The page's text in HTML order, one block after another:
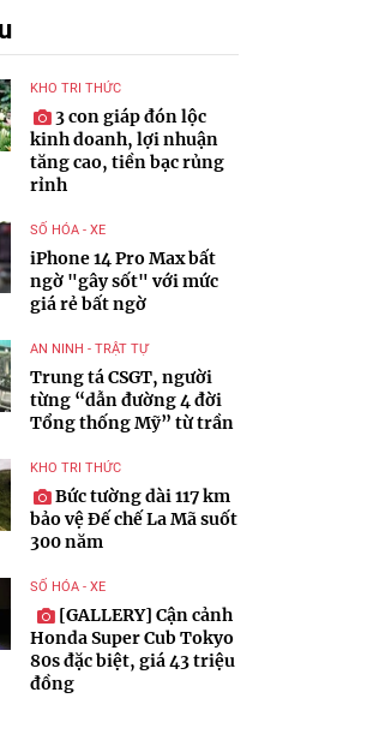
KHO TRI THỨC
3 con giáp đón lộc
kinh doanh, lợi nhuận
tăng cao, tiền bạc rủng
rỉnh
SỐ HÓA - XE
iPhone 14 Pro Max bất
ngờ "gây sốt" với mức
giá rẻ bất ngờ
AN NINH - TRẬT TỰ
Trung tá CSGT, người
từng “dẫn đường 4 đời
Tổng thống Mỹ” từ trần
KHO TRI THỨC
Bức tường dài 117 km
bảo vệ Đế chế La Mã suốt
300 năm
SỐ HÓA - XE
[GALLERY] Cận cảnh
Honda Super Cub Tokyo
80s đặc biệt, giá 43 triệu
đồng